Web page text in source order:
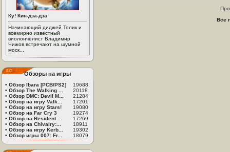
Ку! Кин-дза-дза
Начинающий диджей Толик и
всемирно известный
виолончелист Владимир
Чижов встречают на шумной
моск...
Обзоры на игры
• Обзор Ibara [PCB/PS2]
19688
• Обзор The Walking ...
20118
• Обзор DMC: Devil M...
21284
• Обзор на игру Valk...
17201
• Обзор на игру Stars!
19080
• Обзор на Far Cry 3
19274
• Обзор на Resident ...
17269
• Обзор на Chivalry:...
18911
• Обзор на игру Kerb...
19302
• Обзор игры 007: Fr... 18079
Все